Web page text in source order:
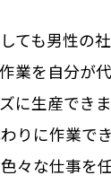
ても男性の
業を自分が
に生産でき
りに作業で
々な仕事を